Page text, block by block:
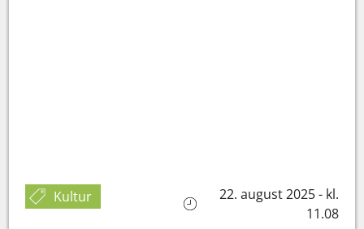
Kultur
22. august 2025 - kl.
11.08